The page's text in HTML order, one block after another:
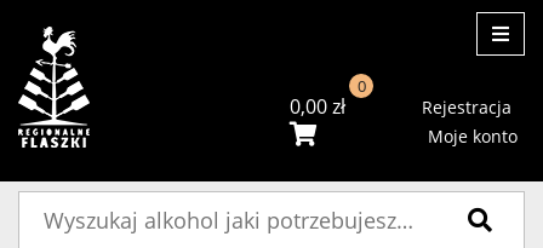
0,00zł
0
Rejestracja
Moje konto